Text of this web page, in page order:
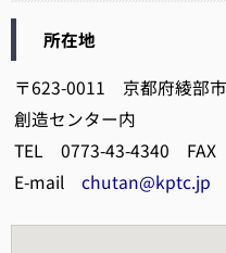
所在地
〒623-0011 京都府綾部
創造センター内
TEL 0773-43-4340 FAX
E-mail chutan@kptc.jp